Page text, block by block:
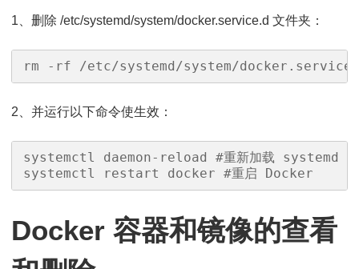
1、删除 /etc/systemd/system/docker.service.d 文件夹：
rm -rf /etc/systemd/system/
2、并运行以下命令使生效：
systemctl daemon-reload #重新加载 systemd 守
systemctl restart docker #重启 Docker
Docker 容器和镜像的查看